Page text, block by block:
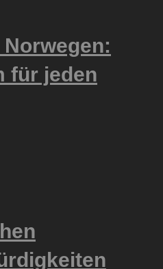
für jeden